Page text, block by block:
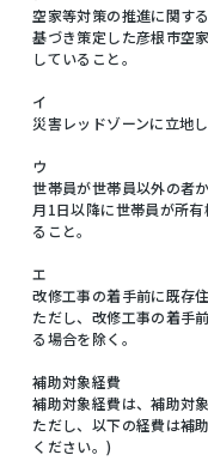
空家等対策の推進に関す
基づき策定した彦根市空
していること。
イ
災害レッドゾーンに立地
ウ
世帯員が世帯員以外の者
月1日以降に世帯員が所
ること。
エ
改修工事の着手前に既存
ただし、改修工事の着手
る場合を除く。
補助対象経費
補助対象経費は、補助対
ただし、以下の経費は補
ください。)